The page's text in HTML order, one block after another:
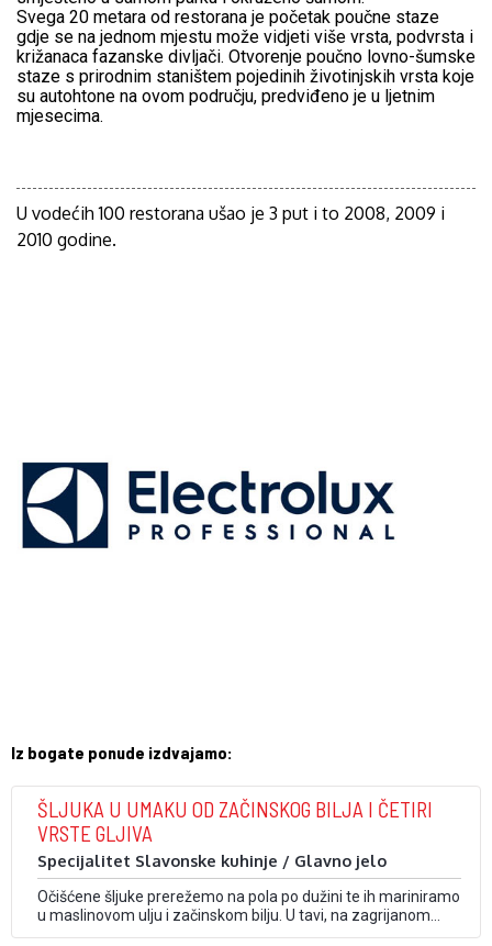
Svega 20 metara od restorana je početak poučne staze
gdje se na jednom mjestu može vidjeti više vrsta, podvrsta i
križanaca fazanske divljači. Otvorenje poučno lovno-šumske
staze s prirodnim staništem pojedinih životinjskih vrsta koje
su autohtone na ovom području, predviđeno je u ljetnim
mjesecima.
U vodećih 100 restorana ušao je 3 put i to 2008, 2009 i
2010 godine.
Iz bogate ponude izdvajamo:
ŠLJUKA U UMAKU OD ZAČINSKOG BILJA I ČETIRI
VRSTE GLJIVA
Specijalitet Slavonske kuhinje / Glavno jelo
Očišćene šljuke prerežemo na pola po dužini te ih mariniramo
u maslinovom ulju i začinskom bilju. U tavi, na zagrijanom
maslinovom ulju, pečemo šljuke s obje strane. Zalijemo ih